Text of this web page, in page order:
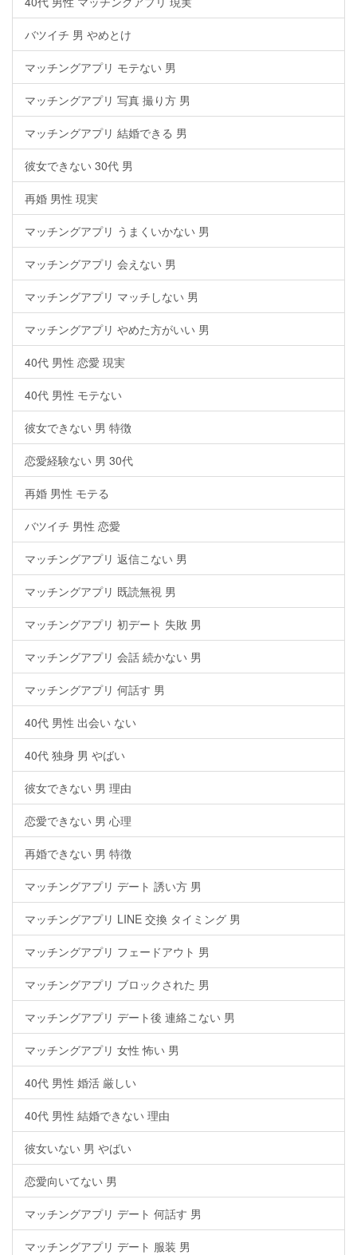
バツイチ 男 やめとけ
マッチングアプリ モテない 男
マッチングアプリ 写真 撮り方 男
マッチングアプリ 結婚できる 男
彼女できない 30代 男
再婚 男性 現実
マッチングアプリ うまくいかない 男
マッチングアプリ 会えない 男
マッチングアプリ マッチしない 男
マッチングアプリ やめた方がいい 男
40代 男性 恋愛 現実
40代 男性 モテない
彼女できない 男 特徴
恋愛経験ない 男 30代
再婚 男性 モテる
バツイチ 男性 恋愛
マッチングアプリ 返信こない 男
マッチングアプリ 既読無視 男
マッチングアプリ 初デート 失敗 男
マッチングアプリ 会話 続かない 男
マッチングアプリ 何話す 男
40代 男性 出会い ない
40代 独身 男 やばい
彼女できない 男 理由
恋愛できない 男 心理
再婚できない 男 特徴
マッチングアプリ デート 誘い方 男
マッチングアプリ LINE 交換 タイミング 男
マッチングアプリ フェードアウト 男
マッチングアプリ ブロックされた 男
マッチングアプリ デート後 連絡こない 男
マッチングアプリ 女性 怖い 男
40代 男性 婚活 厳しい
40代 男性 結婚できない 理由
彼女いない 男 やばい
恋愛向いてない 男
マッチングアプリ デート 何話す 男
マッチングアプリ デート 服装 男